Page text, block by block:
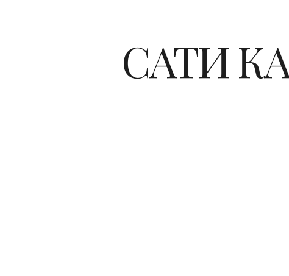
САТИ